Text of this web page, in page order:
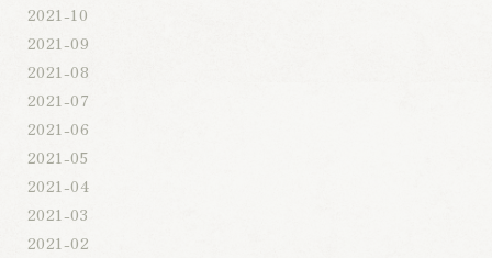
2021-10
2021-09
2021-08
2021-07
2021-06
2021-05
2021-04
2021-03
2021-02